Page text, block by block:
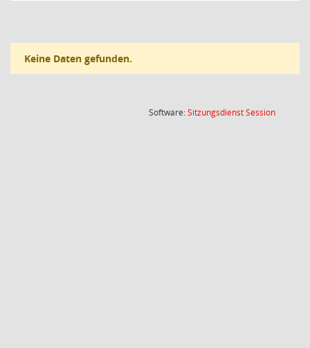
Keine Daten gefunden.
Software:SitzungsdienstSession(Wird in